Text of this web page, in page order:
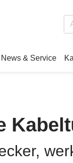
News & Service